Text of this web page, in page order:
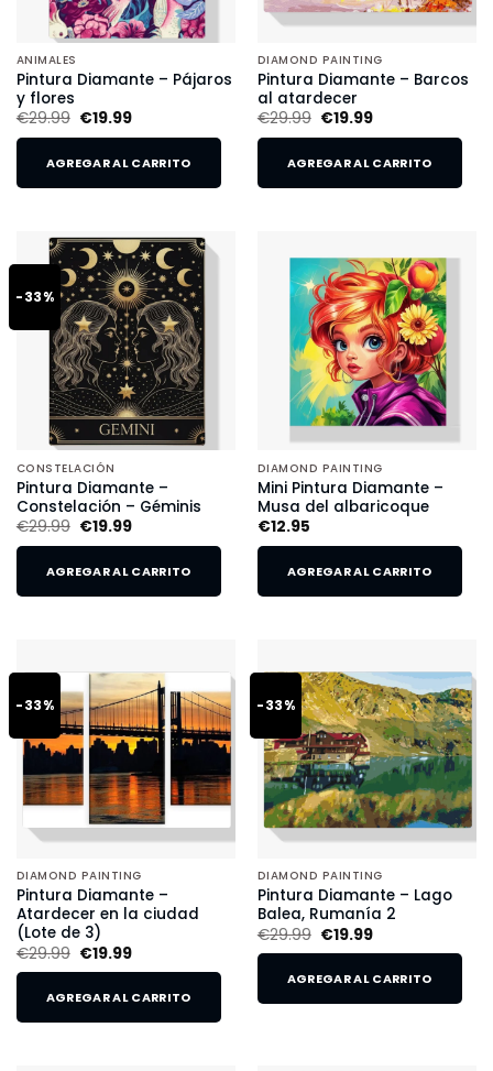
ANIMALES
Pintura Diamante – Pájaros
y flores
€29.99 €19.99
AGREGAR AL CARRITO
DIAMOND PAINTING
Pintura Diamante – Barcos
al atardecer
€29.99 €19.99
AGREGAR AL CARRITO
-33%
CONSTELACIÓN
Pintura Diamante –
Constelación – Géminis
€29.99 €19.99
AGREGAR AL CARRITO
DIAMOND PAINTING
Mini Pintura Diamante –
Musa del albaricoque
€12.95
AGREGAR AL CARRITO
-33%
DIAMOND PAINTING
Pintura Diamante –
Atardecer en la ciudad
(Lote de 3)
€29.99 €19.99
AGREGAR AL CARRITO
-33%
DIAMOND PAINTING
Pintura Diamante – Lago
Balea, Rumanía 2
€29.99 €19.99
AGREGAR AL CARRITO